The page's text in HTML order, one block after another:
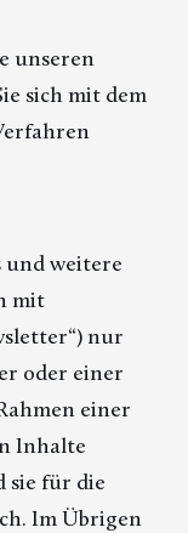
unseren
sich mit dem
und weitere
mit
nur
oder einer
einer
Inhalte
sie für die
Im Übrigen